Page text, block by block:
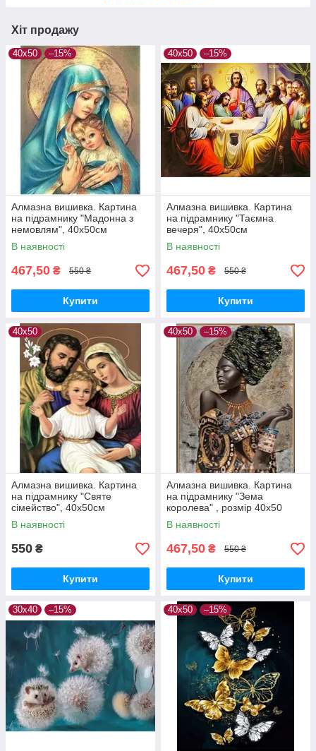
Хіт продажу
40х50 –15%
Алмазна вишивка. Картина
на підрамнику "Мадонна з
немовлям", 40х50см
В наявності
467,50 ₴ 550 ₴
Купити
40х50 –15%
Алмазна вишивка. Картина
на підрамнику "Таємна
вечеря", 40х50см
В наявності
467,50 ₴ 550 ₴
Купити
40х50
Алмазна вишивка. Картина
на підрамнику "Святе
сімейство", 40х50см
В наявності
550 ₴
Купити
40х50 –15%
Алмазна вишивка. Картина
на підрамнику "Зема
королева" , розмір 40х50
В наявності
467,50 ₴ 550 ₴
Купити
30х40 –15% 40х50 –15%